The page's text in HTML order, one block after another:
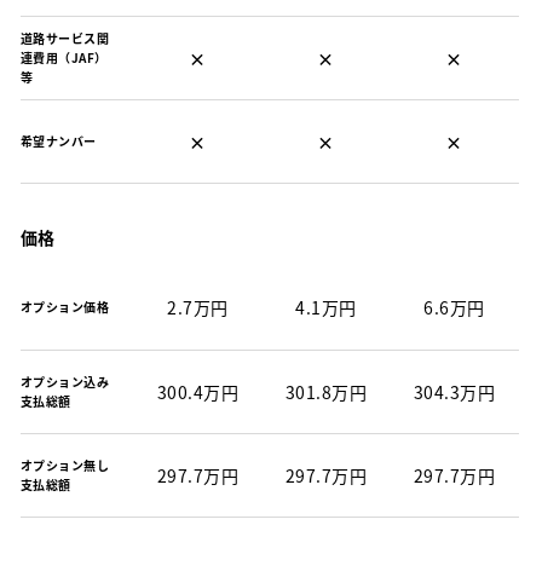
道路サービス関
連費用（JAF）
等
× × ×
希望ナンバー × × ×
価格
オプション価格 2.7万円 4.1万円 6.6万円
オプション込み
支払総額
300.4万円 301.8万円 304.3万円
オプション無し
支払総額
297.7万円 297.7万円 297.7万円